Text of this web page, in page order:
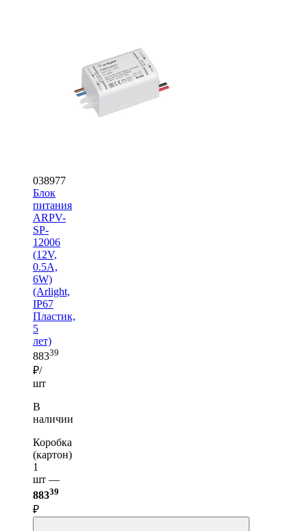
038977
Блок
питания
ARPV-
SP-
12006
(12V,
0.5A,
6W)
(Arlight,
IP67
Пластик,
5
лет)
88339
₽/
шт
В
наличии
Коробка
(картон)
1
шт —
88339
₽